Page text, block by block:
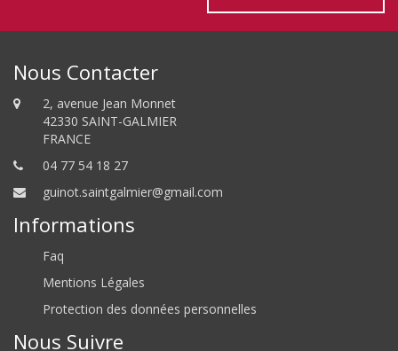
Nous Contacter
2, avenue Jean Monnet
42330 SAINT-GALMIER
FRANCE
04 77 54 18 27
guinot.saintgalmier@gmail.com
Informations
Faq
Mentions Légales
Protection des données personnelles
Nous Suivre